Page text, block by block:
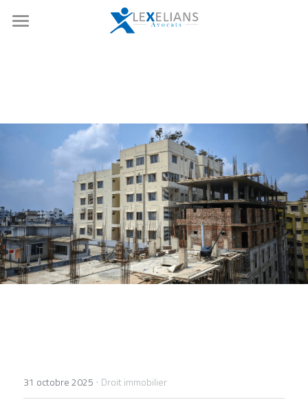
Droit boursier et corporate
Fusion-acquisition
Private equity
Droit social
Droit de la copropriété
Références
Actualités
Nous rejoindre
Ressources
Contact
31 octobre 2025 · Droit immobilier